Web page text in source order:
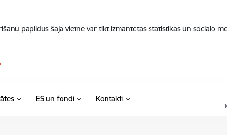
papildus šajā vietnē var tikt izmantotas statistikas un sociālo
ES un fondi Kontakti